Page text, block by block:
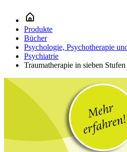
Produkte
Bücher
Psychologie, Psychotherapie
Psychiatrie
Traumatherapie in sieben Stufen